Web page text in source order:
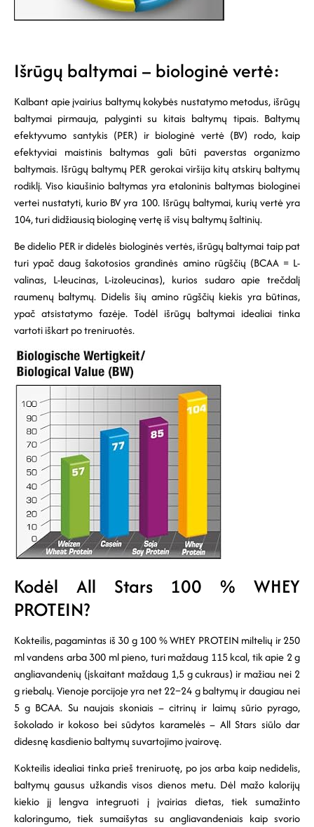
Išrūgų baltymai – biologinė vertė:
Kalbant apie įvairius baltymų kokybės nustatymo metodus, išrūgų
baltymai pirmauja, palyginti su kitais baltymų tipais. Baltymų
efektyvumo santykis (PER) ir biologinė vertė (BV) rodo, kaip
efektyviai maistinis baltymas gali būti paverstas organizmo
baltymais. Išrūgų baltymų PER gerokai viršija kitų atskirų baltymų
rodiklį. Viso kiaušinio baltymas yra etaloninis baltymas biologinei
vertei nustatyti, kurio BV yra 100. Išrūgų baltymai, kurių vertė yra
104, turi didžiausią biologinę vertę iš visų baltymų šaltinių.
Be didelio PER ir didelės biologinės vertės, išrūgų baltymai taip pat
turi ypač daug šakotosios grandinės amino rūgščių (BCAA = L-
valinas, L-leucinas, L-izoleucinas), kurios sudaro apie trečdalį
raumenų baltymų. Didelis šių amino rūgščių kiekis yra būtinas,
ypač atsistatymo fazėje. Todėl išrūgų baltymai idealiai tinka
vartoti iškart po treniruotės.
Kodėl All Stars 100 % WHEY
PROTEIN?
Kokteilis, pagamintas iš 30 g 100 % WHEY PROTEIN miltelių ir 250
ml vandens arba 300 ml pieno, turi maždaug 115 kcal, tik apie 2 g
angliavandenių (įskaitant maždaug 1,5 g cukraus) ir mažiau nei 2
g riebalų. Vienoje porcijoje yra net 22–24 g baltymų ir daugiau nei
5 g BCAA. Su naujais skoniais – citrinų ir laimų sūrio pyrago,
šokolado ir kokoso bei sūdytos karamelės – All Stars siūlo dar
didesnę kasdienio baltymų suvartojimo įvairovę.
Kokteilis idealiai tinka prieš treniruotę, po jos arba kaip nedidelis,
baltymų gausus užkandis visos dienos metu. Dėl mažo kalorijų
kiekio jį lengva integruoti į įvairias dietas, tiek sumažinto
kaloringumo, tiek sumaišytas su angliavandeniais kaip svorio